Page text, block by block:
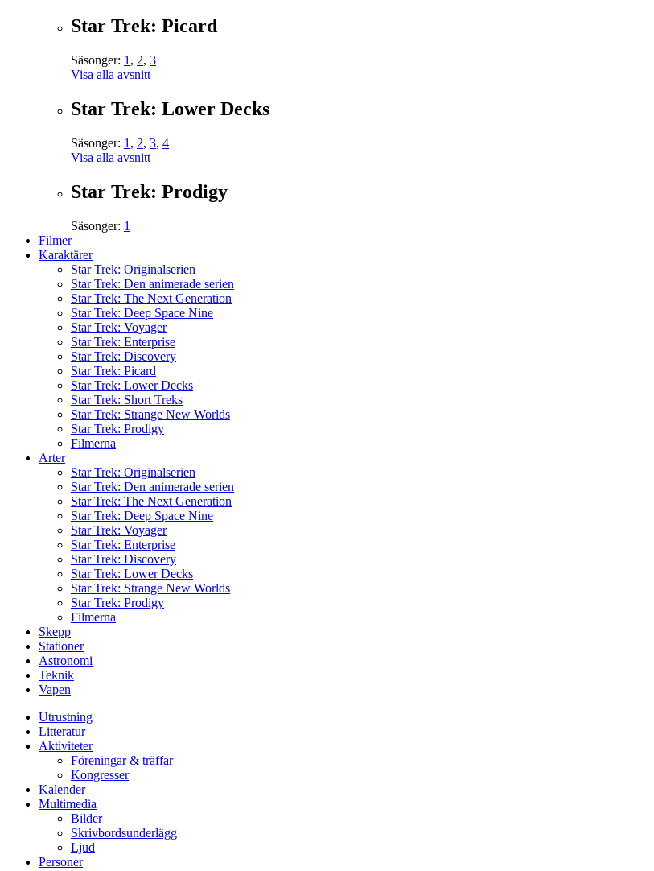
Star Trek: Picard
Säsonger: 1 , 2, 3
Visa alla avsnitt
Star Trek: Lower Decks
Säsonger: 1 , 2, 3, 4
Visa alla avsnitt
Star Trek: Prodigy
Säsonger: 1
Filmer
Karaktärer
Star Trek: Originalserien
Star Trek: Den animerade serien
Star Trek: The Next Generation
Star Trek: Deep Space Nine
Star Trek: Voyager
Star Trek: Enterprise
Star Trek: Discovery
Star Trek: Picard
Star Trek: Lower Decks
Star Trek: Short Treks
Star Trek: Strange New Worlds
Star Trek: Prodigy
Filmerna
Arter
Star Trek: Originalserien
Star Trek: Den animerade serien
Star Trek: The Next Generation
Star Trek: Deep Space Nine
Star Trek: Voyager
Star Trek: Enterprise
Star Trek: Discovery
Star Trek: Lower Decks
Star Trek: Strange New Worlds
Star Trek: Prodigy
Filmerna
Skepp
Stationer
Astronomi
Teknik
Vapen
Utrustning
Litteratur
Aktiviteter
Föreningar & träffar
Kongresser
Kalender
Multimedia
Bilder
Skrivbordsunderlägg
Ljud
Personer